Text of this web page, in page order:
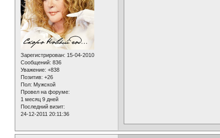
Зарегистрирован: 15-04-2010
Сообщений: 836
Уважение: +838
Позитив: +26
Пол: Мужской
Провел на форуме:
1 месяц 9 дней
Последний визит:
24-12-2011 20:11:36